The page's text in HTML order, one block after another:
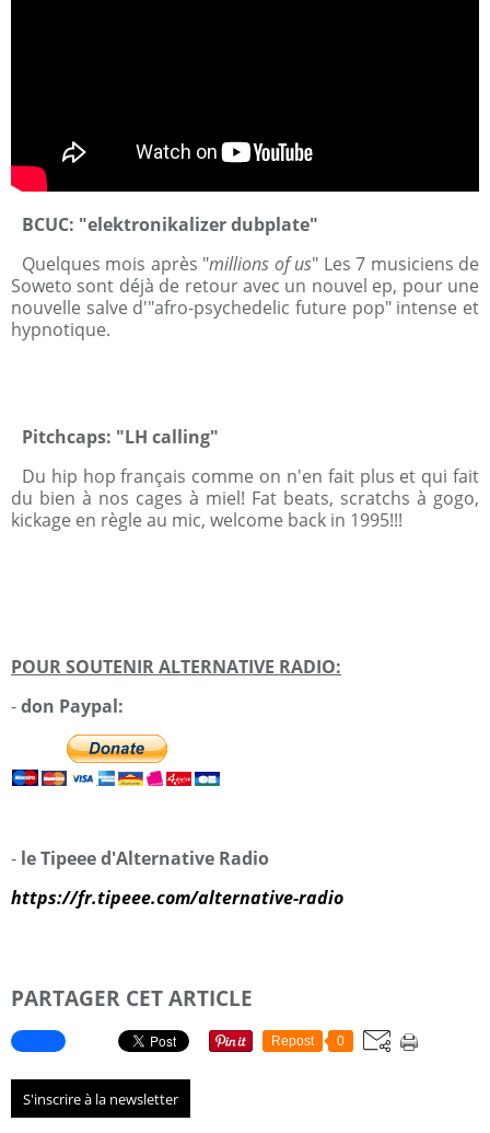
BCUC: "elektronikalizer dubplate"
Quelques mois après "millions of us" Les 7 musiciens de
Soweto sont déjà de retour avec un nouvel ep, pour une
nouvelle salve d'"afro-psychedelic future pop" intense et
hypnotique.
Pitchcaps: "LH calling"
Du hip hop français comme on n'en fait plus et qui fait
du bien à nos cages à miel! Fat beats, scratchs à gogo,
kickage en règle au mic, welcome back in 1995!!!
POUR SOUTENIR ALTERNATIVE RADIO:
-don Paypal:
- le Tipeee d'Alternative Radio
https://fr.tipeee.com/alternative-radio
PARTAGER CET ARTICLE
Repost 0
S'inscrire à la newsletter